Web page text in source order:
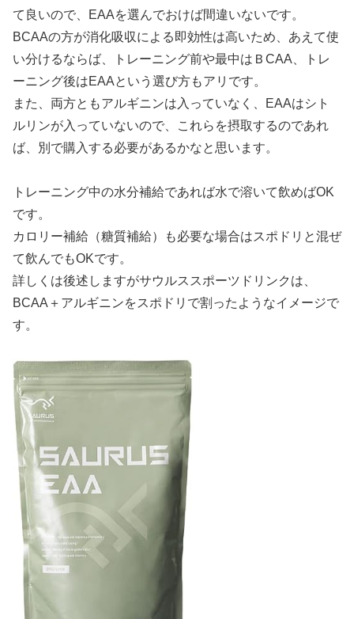
て良いので、EAAを選んでおけば間違いないです。
BCAAの方が消化吸収による即効性は高いため、あえて使
い分けるならば、トレーニング前や最中はＢCAA、トレ
ーニング後はEAAという選び方もアリです。
また、両方ともアルギニンは入っていなく、EAAはシト
ルリンが入っていないので、これらを摂取するのであれ
ば、別で購入する必要があるかなと思います。
トレーニング中の水分補給であれば水で溶いて飲めばOK
です。
カロリー補給（糖質補給）も必要な場合はスポドリと混ぜ
て飲んでもOKです。
詳しくは後述しますがサウルススポーツドリンクは、
BCAA＋アルギニンをスポドリで割ったようなイメージで
す。